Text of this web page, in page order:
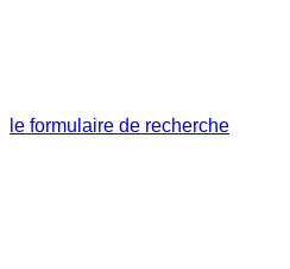
le formulaire de recherche